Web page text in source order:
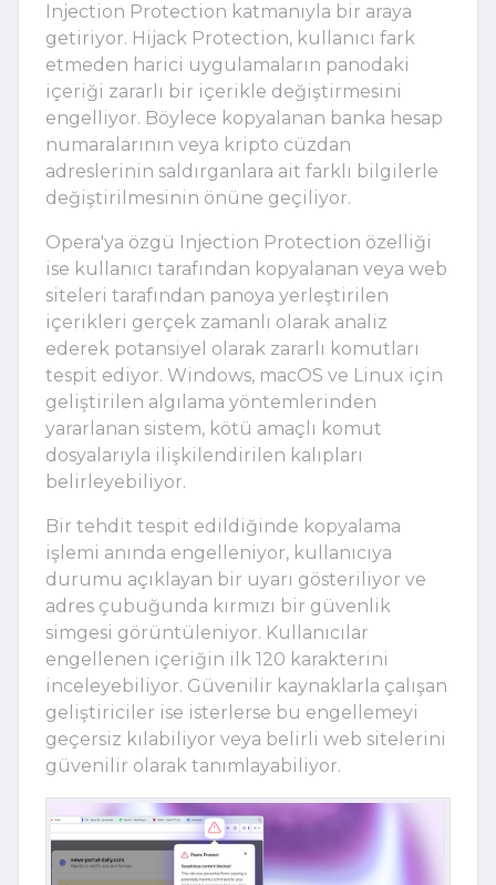
Injection Protection katmanıyla bir araya
getiriyor. Hijack Protection, kullanıcı fark
etmeden harici uygulamaların panodaki
içeriği zararlı bir içerikle değiştirmesini
engelliyor. Böylece kopyalanan banka hesap
numaralarının veya kripto cüzdan
adreslerinin saldırganlara ait farklı bilgilerle
değiştirilmesinin önüne geçiliyor.
Opera'ya özgü Injection Protection özelliği
ise kullanıcı tarafından kopyalanan veya web
siteleri tarafından panoya yerleştirilen
içerikleri gerçek zamanlı olarak analiz
ederek potansiyel olarak zararlı komutları
tespit ediyor. Windows, macOS ve Linux için
geliştirilen algılama yöntemlerinden
yararlanan sistem, kötü amaçlı komut
dosyalarıyla ilişkilendirilen kalıpları
belirleyebiliyor.
Bir tehdit tespit edildiğinde kopyalama
işlemi anında engelleniyor, kullanıcıya
durumu açıklayan bir uyarı gösteriliyor ve
adres çubuğunda kırmızı bir güvenlik
simgesi görüntüleniyor. Kullanıcılar
engellenen içeriğin ilk 120 karakterini
inceleyebiliyor. Güvenilir kaynaklarla çalışan
geliştiriciler ise isterlerse bu engellemeyi
geçersiz kılabiliyor veya belirli web sitelerini
güvenilir olarak tanımlayabiliyor.